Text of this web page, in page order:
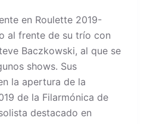
en Roulette 2019-
al frente de su trío con
Baczkowski, al que se
shows. Sus
la apertura de la
de la Filarmónica de
destacado en